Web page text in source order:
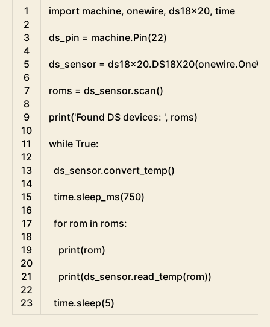
Python
1
2
3
4
5
6
7
8
9
10
11
12
13
14
15
16
17
18
19
20
21
22
23
import machine, onewire, ds18x20, time
ds_pin = machine.Pin(22)
ds_sensor = ds18x20.DS18X20(onewire.
roms = ds_sensor.scan()
print('Found DS devices: ', roms)
while True:
ds_sensor.convert_temp()
time.sleep_ms(750)
for rom in roms:
print(rom)
print(ds_sensor.read_temp(rom))
time.sleep(5)